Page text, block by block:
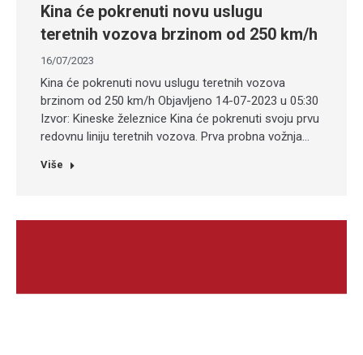
Kina će pokrenuti novu uslugu
teretnih vozova brzinom od 250 km/h
16/07/2023
Kina će pokrenuti novu uslugu teretnih vozova
brzinom od 250 km/h Objavljeno 14-07-2023 u 05:30
Izvor: Kineske železnice Kina će pokrenuti svoju prvu
redovnu liniju teretnih vozova. Prva probna vožnja…
Više